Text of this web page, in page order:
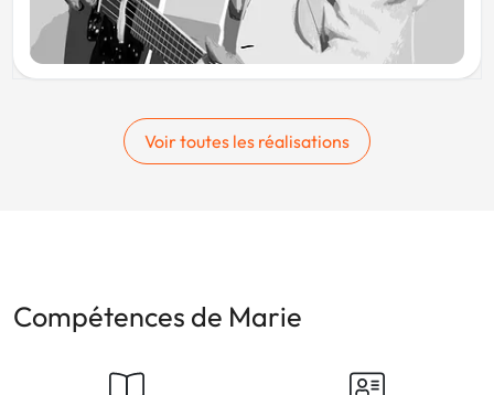
Voir toutes les réalisations
Compétences de Marie